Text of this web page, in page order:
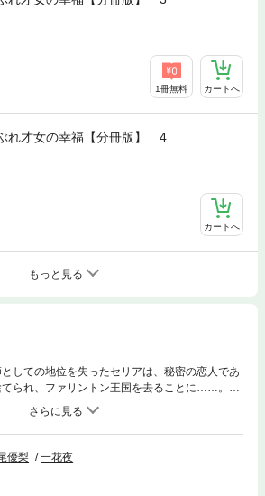
1冊無料 カートへ
れ才女の幸福【分冊版】 4
カートへ
もっと見る
しての地位を失ったセリアは、秘密の恋人であ
られ、ファリントン王国を去ることに……。傷
リンヒルで暮らすセリアの前に、昔なじみの騎
りの再会を喜ぶセリアだったが、デニスが時折
か落ち着かない気分に!? どん底の聖奏師セリ
、ここに開幕!! 分冊版第9弾。※本作品は単行
優梨
一花夜